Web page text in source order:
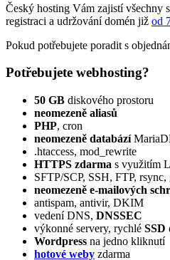
Český hosting Vám zajistí všechny
registraci a udržování domén již od
Pokud potřebujete poradit s
Potřebujete webhosting?
50 GB diskového prostoru
neomezeně aliasů
PHP, cron
neomezeně databází
.htaccess, mod_rewrite
HTTPS zdarma s využitím
SFTP/SCP, SSH, FTP, rsync,
neomezeně e‑mailových
antispam, antivir, DKIM
vedení DNS, DNSSEC
výkonné servery, rychlé SSD
Wordpress na jedno kliknutí
hotové weby zdarma